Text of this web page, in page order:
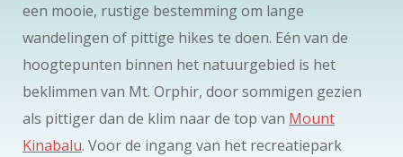
een mooie, rustige bestemming om lange
wandelingen of pittige hikes te doen. Eén van de
hoogtepunten binnen het natuurgebied is het
beklimmen van Mt. Orphir, door sommigen gezien
als pittiger dan de klim naar de top van Mount
Kinabalu. Voor de ingang van het recreatiepark